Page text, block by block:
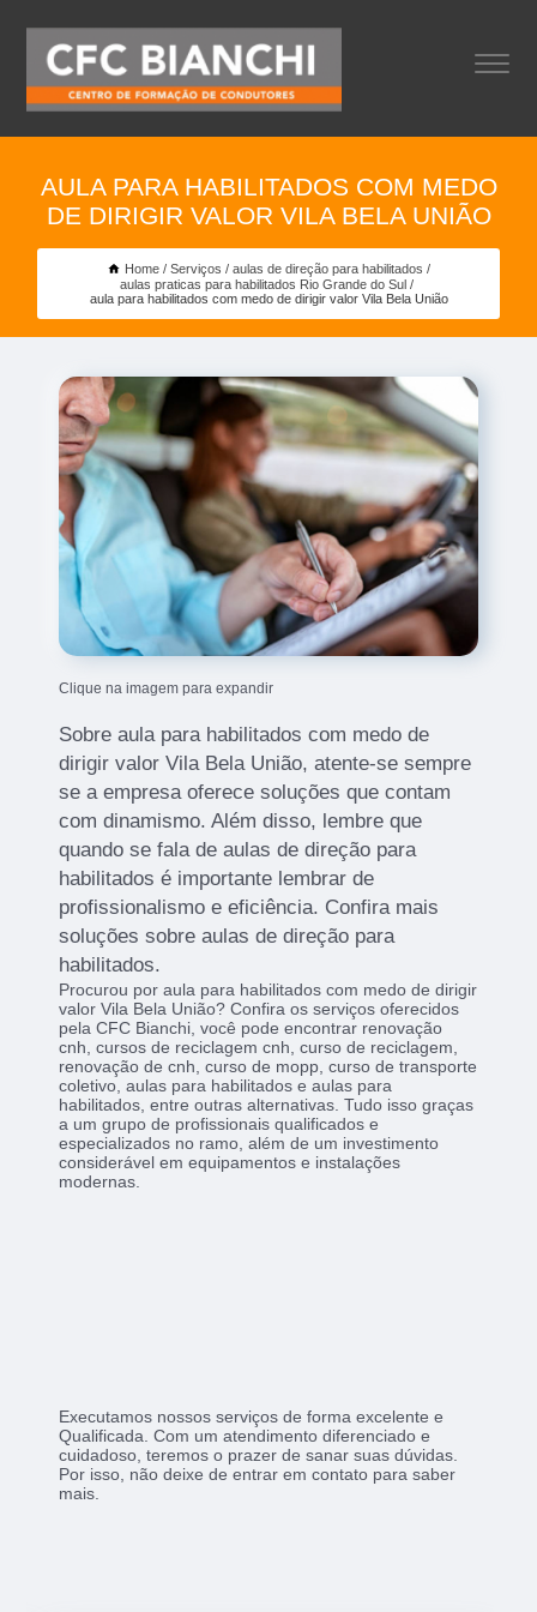
AULA PARA HABILITADOS COM MEDO
DE DIRIGIR VALOR VILA BELA UNIÃO
Home Serviços
aulas de direção para habilitados
aulas praticas para habilitados Rio Grande do Sul
aula para habilitados com medo de dirigir valor Vila Bela União
Clique na imagem para expandir
Sobre aula para habilitados com medo de
dirigir valor Vila Bela União, atente-se sempre
se a empresa oferece soluções que contam
com dinamismo. Além disso, lembre que
quando se fala de aulas de direção para
habilitados é importante lembrar de
profissionalismo e eficiência. Confira mais
soluções sobre aulas de direção para
habilitados.
Procurou por aula para habilitados com medo de dirigir
valor Vila Bela União? Confira os serviços oferecidos
pela CFC Bianchi, você pode encontrar renovação
cnh, cursos de reciclagem cnh, curso de reciclagem,
renovação de cnh, curso de mopp, curso de transporte
coletivo, aulas para habilitados e aulas para
habilitados, entre outras alternativas. Tudo isso graças
a um grupo de profissionais qualificados e
especializados no ramo, além de um investimento
considerável em equipamentos e instalações
modernas.
Executamos nossos serviços de forma excelente e
Qualificada. Com um atendimento diferenciado e
cuidadoso, teremos o prazer de sanar suas dúvidas.
Por isso, não deixe de entrar em contato para saber
mais.